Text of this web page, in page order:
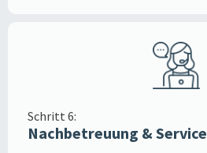
Schritt 6:
Nachbetreuung & Service